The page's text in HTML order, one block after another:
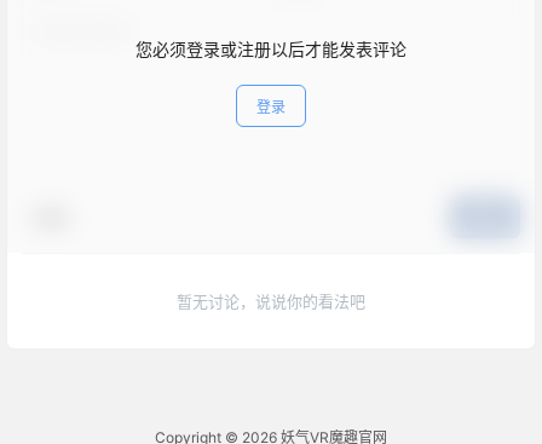
您必须登录或注册以后才能发表评论
登录
暂无讨论，说说你的看法吧
Copyright © 2026 妖气VR魔趣官网